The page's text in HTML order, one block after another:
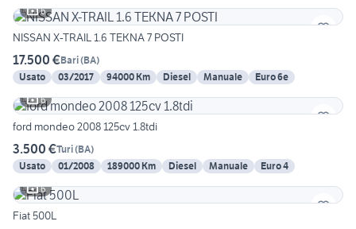
6
NISSAN X-TRAIL 1.6 TEKNA 7 POSTI
17.500 €Bari(BA)
Usato
03/2017 94000 Km Diesel Manuale
Euro 6e
6
ford mondeo 2008 125cv 1.8tdi
3.500 €Turi(BA)
Usato
01/2008 189000 Km Diesel Manuale
Euro 4
6
Fiat 500L